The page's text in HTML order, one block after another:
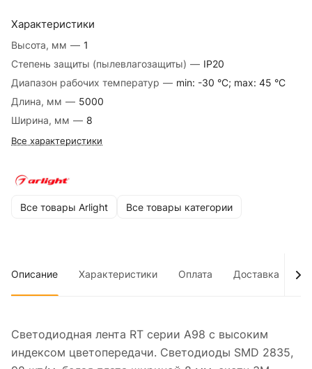
Характеристики
Высота, мм — 1
Степень защиты (пылевлагозащиты) — IP20
Диапазон рабочих температур — min: -30 °C; max: 45 °C
Длина, мм — 5000
Ширина, мм — 8
Все характеристики
Все товары Arlight Все товары категории
Описание Характеристики Оплата Доставка
Светодиодная лента RT серии A98 с высоким
индексом цветопередачи. Светодиоды SMD 2835,